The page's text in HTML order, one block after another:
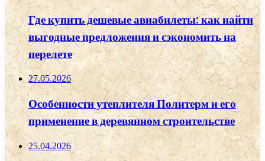
Где купить дешевые авиабилеты: как найти
выгодные предложения и сэкономить на
перелете
27.05.2026
Особенности утеплителя Политерм и его
применение в деревянном строительстве
25.04.2026